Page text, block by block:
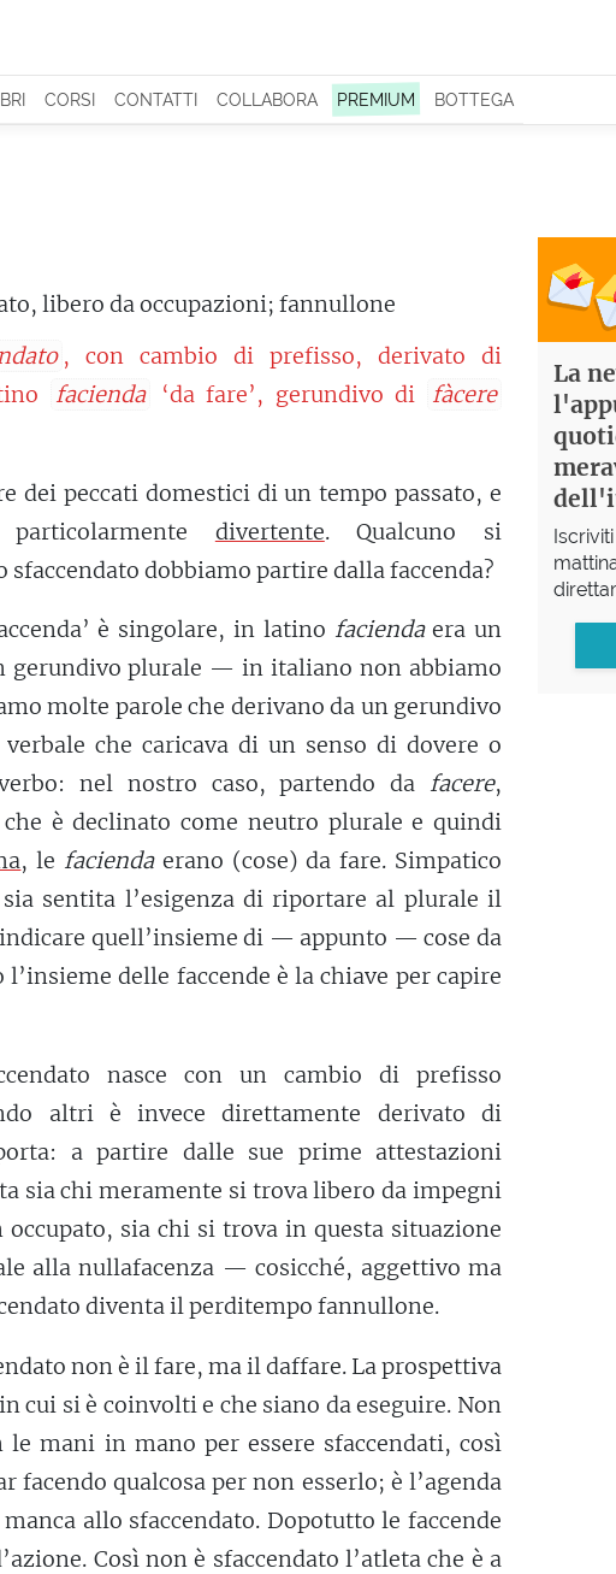
CORSI CONTATTI COLLABORA PREMIUM BOTTEGA
libero da occupazioni; fannullone
, con cambio di prefisso, derivato di
facienda ‘da fare’, gerundivo di
fàcere
dei peccati domestici di un tempo passato, e
divertente. Qualcuno si
sfaccendato dobbiamo partire dalla faccenda?
è singolare, in latino faciendaera un
gerundivo plurale — in italiano non abbiamo
molte parole che derivano da un gerundivo
che caricava di un senso di dovere o
nel nostro caso, partendo da facere,
è declinato come neutro plurale e quindi
, le faciendaerano (cose) da fare. Simpatico
sentita l’esigenza di riportare al plurale il
indicare quell’insieme di — appunto — cose da
delle faccende è la chiave per capire
nasce con un cambio di prefisso
altri è invece direttamente derivato di
a partire dalle sue prime attestazioni
sia chi meramente si trova libero da impegni
sia chi si trova in questa situazione
alla nullafacenza — cosicché, aggettivo ma
diventa il perditempo fannullone.
non è il fare, ma il daffare. La prospettiva
cui si è coinvolti e che siano da eseguire. Non
le mani in mano per essere sfaccendati, così
facendo qualcosa per non esserlo; è l’agenda
allo sfaccendato. Dopotutto le faccende
Così non è sfaccendato l’atleta che è a
La